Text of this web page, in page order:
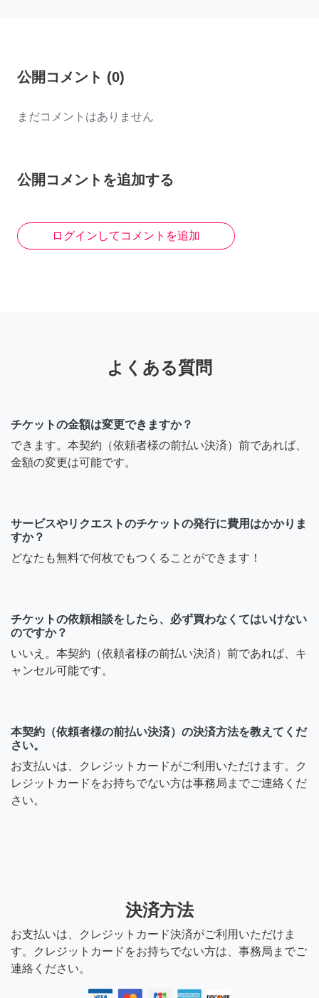
公開コメント (0)
まだコメントはありません
公開コメントを追加する
ログインしてコメントを追加
よくある質問
チケットの金額は変更できますか？
できます。本契約（依頼者様の前払い決済）前であれば、
金額の変更は可能です。
サービスやリクエストのチケットの発行に費用はかかりま
すか？
どなたも無料で何枚でもつくることができます！
チケットの依頼相談をしたら、必ず買わなくてはいけない
のですか？
いいえ。本契約（依頼者様の前払い決済）前であれば、キ
ャンセル可能です。
本契約（依頼者様の前払い決済）の決済方法を教えてくだ
さい。
お支払いは、クレジットカードがご利用いただけます。ク
レジットカードをお持ちでない方は事務局までご連絡くだ
さい。
決済方法
お支払いは、クレジットカード決済がご利用いただけま
す。クレジットカードをお持ちでない方は、事務局までご
連絡ください。